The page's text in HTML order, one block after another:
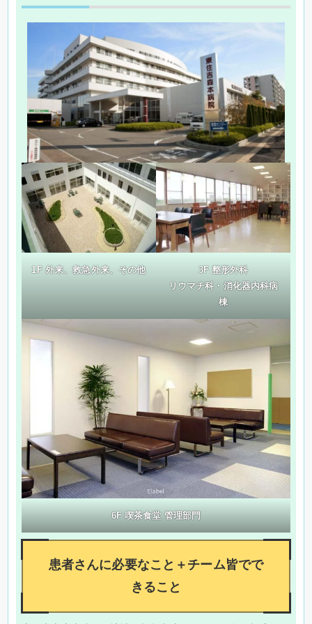
1F 外来、救急外来、その他
3F 整形外科
リウマチ科・消化器内科病
棟
6F 喫茶食堂 管理部門
患者さんに必要なこと＋チーム皆でで
きること